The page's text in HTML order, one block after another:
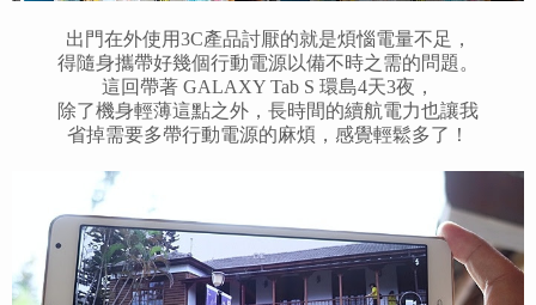
出門在外使用3C產品討厭的就是煩惱電量不足，
得隨身攜帶好幾個行動電源以備不時之需的問題。
這回帶著 GALAXY Tab S 環島4天3夜，
除了機身輕薄這點之外，長時間的續航電力也讓我
省掉需要多帶行動電源的麻煩，感覺輕鬆多了！